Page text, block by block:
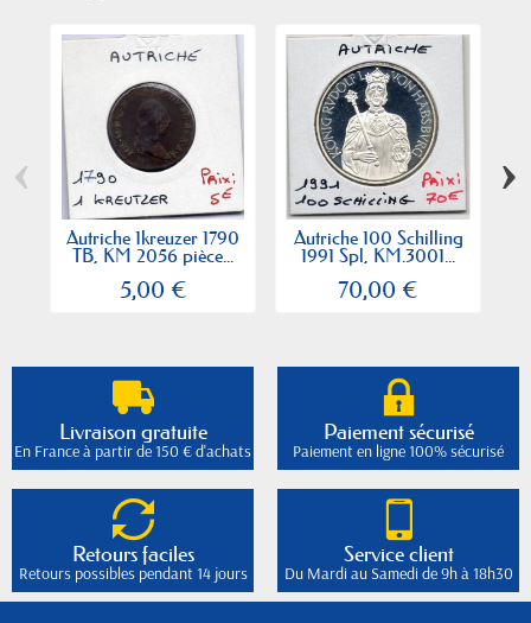
Autriche 1kreuzer 1790
TB, KM 2056 pièce...
5,00 €
Autriche 100 Schilling
1991 Spl, KM.3001...
70,00 €
‹ ›
Livraison gratuite
En France à partir de 150 € d'achats
Paiement sécurisé
Paiement en ligne 100% sécurisé
Retours faciles
Retours possibles pendant 14 jours
Service client
Du Mardi au Samedi de 9h à 18h30